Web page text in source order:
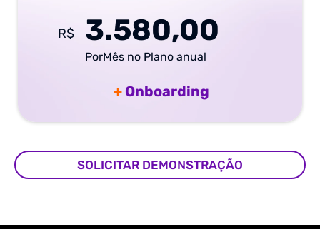
R$ 3.580,00
PorMês no Plano anual
+ Onboarding
SOLICITAR DEMONSTRAÇÃO